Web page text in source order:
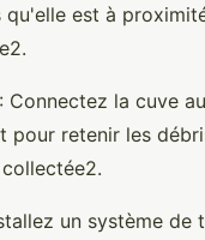
qu'elle est à
: Connectez la cuve
retenir les
un système